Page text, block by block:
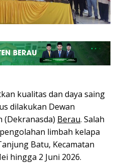
kualitas dan daya saing
dilakukan Dewan
(Dekranasda) Berau. Salah
limbah kelapa
Batu, Kecamatan
hingga 2 Juni 2026.